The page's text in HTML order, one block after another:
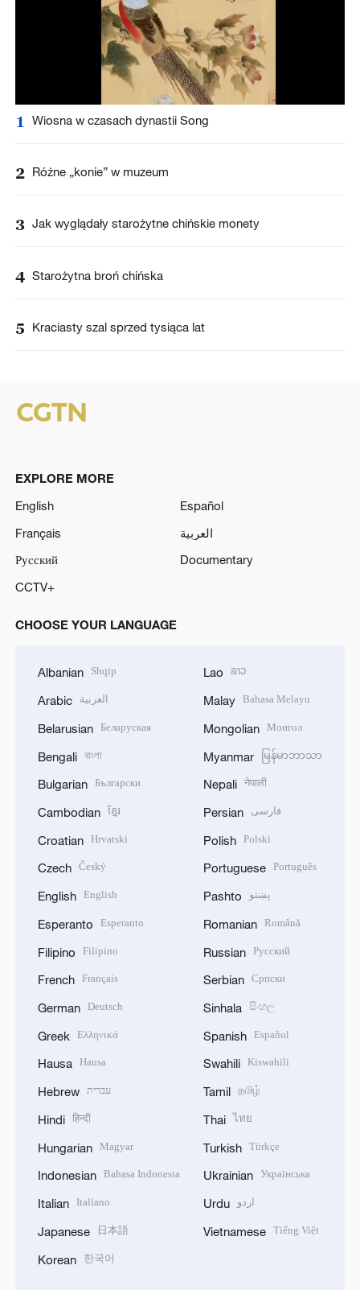
1 Wiosna w czasach dynastii Song
2 Różne „konie” w muzeum
3 Jak wyglądały starożytne chińskie monety
4 Starożytna broń chińska
5 Kraciasty szal sprzed tysiąca lat
EXPLORE MORE
English
Español
Français
العربية
Русский
Documentary
CCTV+
CHOOSE YOUR LANGUAGE
Albanian Shqip
Arabic العربية
Belarusian Беларуская
Bengali বাংলা
Bulgarian Български
Cambodian ខ្មែរ
Croatian Hrvatski
Czech Český
English English
Esperanto Esperanto
Filipino Filipino
French Français
German Deutsch
Greek Ελληνικά
Hausa Hausa
Hebrew עברית
Hindi हिन्दी
Hungarian Magyar
Indonesian Bahasa Indonesia
Italian Italiano
Japanese 日本語
Korean 한국어
Lao ລາວ
Malay Bahasa Melayu
Mongolian Монгол
Myanmar မြန်မာဘာသာ
Nepali नेपाली
Persian فارسی
Polish Polski
Portuguese Português
Pashto پښتو
Romanian Română
Russian Русский
Serbian Српски
Sinhala සිංහල
Spanish Español
Swahili Kiswahili
Tamil தமிழ்
Thai ไทย
Turkish Türkçe
Ukrainian Українська
Urdu اردو
Vietnamese Tiếng Việt